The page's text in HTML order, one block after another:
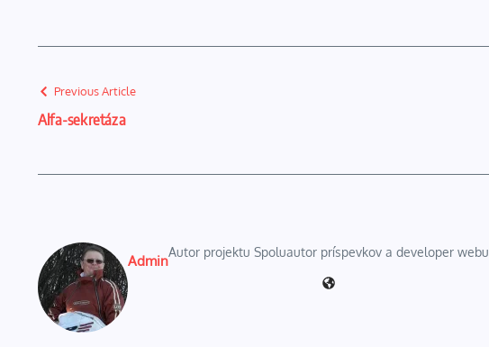
Previous Article
Alfa-sekretáza
Admin
Autor projektu Spoluautor príspevkov a developer webu